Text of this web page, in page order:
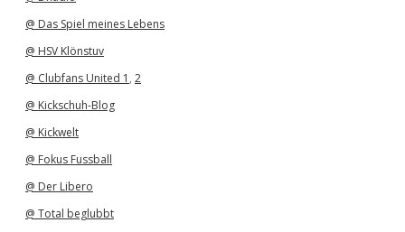
@ Das Spiel meines Lebens
@ HSV Klönstuv
@ Clubfans United 1 , 2
@ Kickschuh-Blog
@ Kickwelt
@ Fokus Fussball
@ Der Libero
@ Total beglubbt